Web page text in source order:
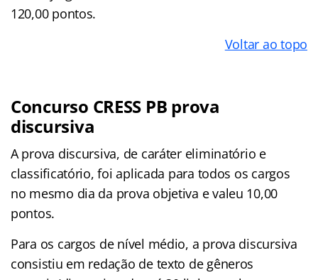
120,00 pontos.
Voltar ao topo
Concurso CRESS PB prova
discursiva
A prova discursiva, de caráter eliminatório e
classificatório, foi aplicada para todos os cargos
no mesmo dia da prova objetiva e valeu 10,00
pontos.
Para os cargos de nível médio, a prova discursiva
consistiu em redação de texto de gêneros